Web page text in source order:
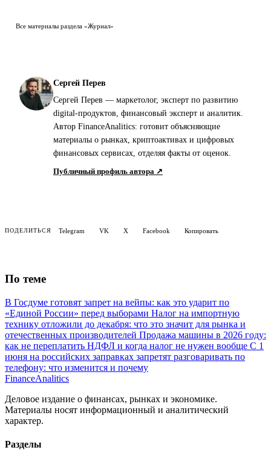
Все материалы раздела «Журнал»
Сергей Перев
Сергей Перев — маркетолог, эксперт по развитию
digital-продуктов, финансовый эксперт и аналитик.
Автор FinanceAnalitics: готовит объясняющие
материалы о рынках, криптоактивах и цифровых
финансовых сервисах, отделяя факты от оценок.
Публичный профиль автора ↗
ПОДЕЛИТЬСЯ Telegram VK X Facebook Копировать
По теме
В Госдуме готовят запрет на вейпы: как это ударит по
«Единой России» перед выборами Налог на импортную
технику отложили до декабря: что это значит для рынка и
отечественных производителей Продажа машины в 2026 году:
как не переплатить НДФЛ и когда налог не нужен вообще С 1
июня на российских заправках запретят разговаривать по
телефону: что изменится и почему
FinanceAnalitics
Деловое издание о финансах, рынках и экономике.
Материалы носят информационный и аналитический
характер.
Разделы